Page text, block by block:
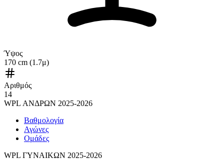
Ύψος
170 cm (1.7μ)
Αριθμός
14
WPL ΑΝΔΡΩΝ 2025-2026
Βαθμολογία
Αγώνες
Ομάδες
WPL ΓΥΝΑΙΚΩΝ 2025-2026